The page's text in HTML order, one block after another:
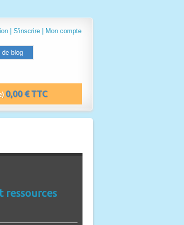
| S'inscrire | Mon compte
0,00 € TTC
de blog
ressources